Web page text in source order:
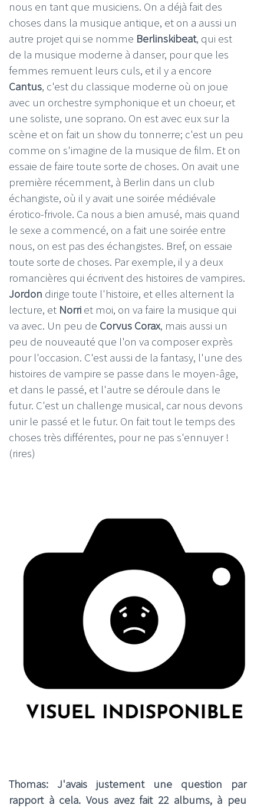
nous en tant que musiciens. On a déjà fait des
choses dans la musique antique, et on a aussi un
autre projet qui se nomme Berlinskibeat, qui est
de la musique moderne à danser, pour que les
femmes remuent leurs culs, et il y a encore
Cantus, c'est du classique moderne où on joue
avec un orchestre symphonique et un choeur, et
une soliste, une soprano. On est avec eux sur la
scène et on fait un show du tonnerre; c'est un peu
comme on s'imagine de la musique de film. Et on
essaie de faire toute sorte de choses. On avait une
première récemment, à Berlin dans un club
échangiste, où il y avait une soirée médiévale
érotico-frivole. Ca nous a bien amusé, mais quand
le sexe a commencé, on a fait une soirée entre
nous, on est pas des échangistes. Bref, on essaie
toute sorte de choses. Par exemple, il y a deux
romancières qui écrivent des histoires de vampires.
Jordon dirige toute l'histoire, et elles alternent la
lecture, et Norri et moi, on va faire la musique qui
va avec. Un peu de Corvus Corax, mais aussi un
peu de nouveauté que l'on va composer exprès
pour l'occasion. C'est aussi de la fantasy, l'une des
histoires de vampire se passe dans le moyen-âge,
et dans le passé, et l'autre se déroule dans le
futur. C'est un challenge musical, car nous devons
unir le passé et le futur. On fait tout le temps des
choses très différentes, pour ne pas s'ennuyer !
(rires)
Thomas: J'avais justement une question par
rapport à cela. Vous avez fait 22 albums, à peu